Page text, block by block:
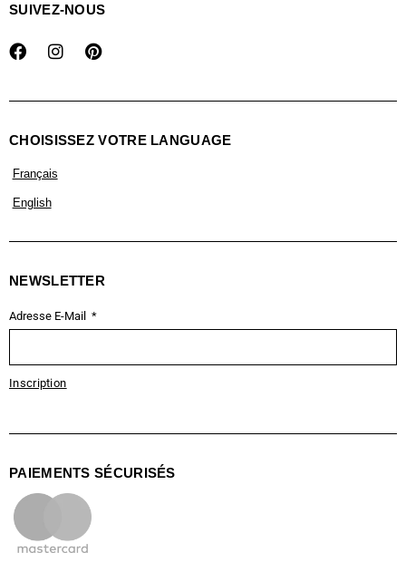
SUIVEZ-NOUS
CHOISISSEZ VOTRE LANGUAGE
Français
English
NEWSLETTER
Adresse E-Mail
Inscription
PAIEMENTS SÉCURISÉS